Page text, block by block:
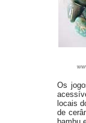
Os
locais
de